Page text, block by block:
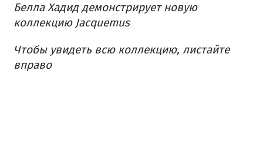
Белла Хадид демонстрирует новую
коллекцию Jacquemus
Чтобы увидеть всю коллекцию, листайте
вправо